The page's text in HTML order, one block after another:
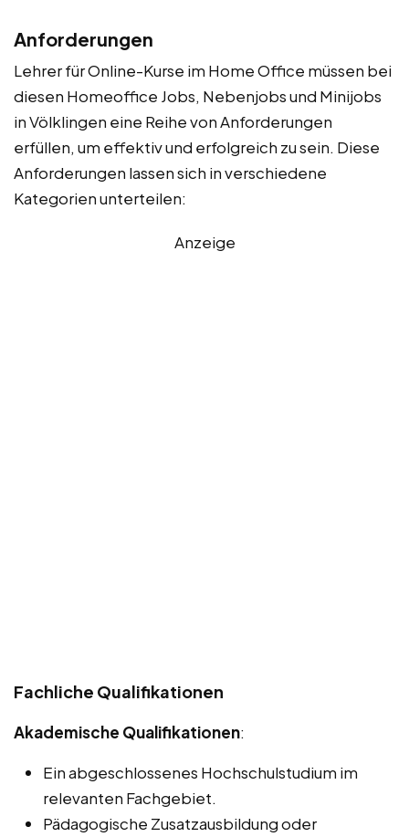
Anforderungen
Lehrer für Online-Kurse im Home Office müssen bei
diesen Homeoffice Jobs, Nebenjobs und Minijobs
in Völklingen eine Reihe von Anforderungen
erfüllen, um effektiv und erfolgreich zu sein. Diese
Anforderungen lassen sich in verschiedene
Kategorien unterteilen:
Anzeige
Fachliche Qualifikationen
Akademische Qualifikationen:
Ein abgeschlossenes Hochschulstudium im
relevanten Fachgebiet.
Pädagogische Zusatzausbildung oder